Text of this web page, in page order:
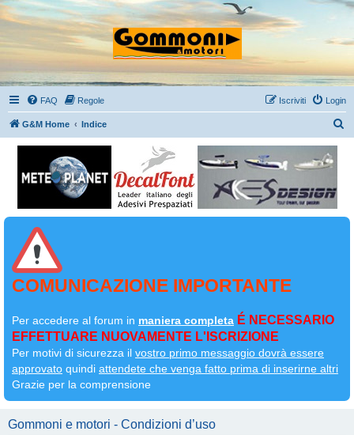
FAQ Regole Login
Iscriviti
G&M Home Indice
COMUNICAZIONE IMPORTANTE
Per accedere al forum in maniera completa É NECESSARIO
EFFETTUARE NUOVAMENTE L'ISCRIZIONE
Per motivi di sicurezza il vostro primo messaggio dovrà essere
approvato quindi attendete che venga fatto prima di inserirne altri
Grazie per la comprensione
Gommoni e motori - Condizioni d’uso